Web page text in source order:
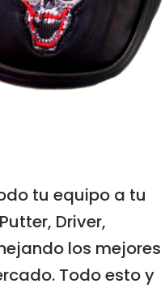
tu equipo a tu
Driver,
los mejores
Todo esto y